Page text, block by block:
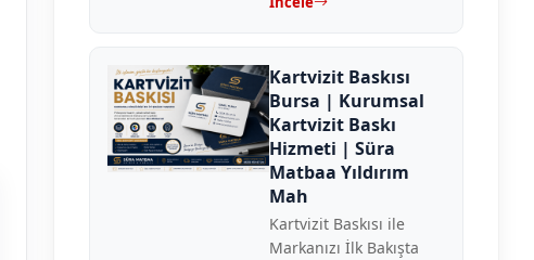
Kartvizit Baskısı
Bursa | Kurumsal
Kartvizit Baskı
Hizmeti | Süra
Matbaa Yıldırım
Mah
Kartvizit Baskısı ile
Markanızı İlk Bakışta